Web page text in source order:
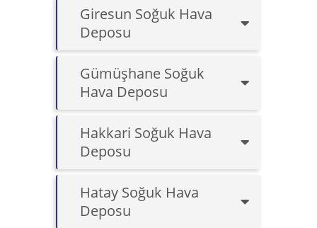
Giresun Soğuk Hava
Deposu
Gümüşhane Soğuk
Hava Deposu
Hakkari Soğuk Hava
Deposu
Hatay Soğuk Hava
Deposu